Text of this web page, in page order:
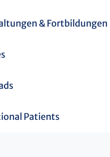
& Fortbildungen
Patients